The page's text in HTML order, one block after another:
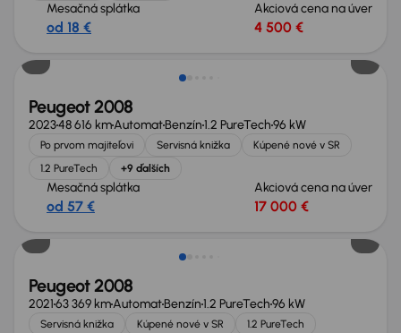
Mesačná splátka
od 18 €
Akciová cena na úver
4 500 €
Možnosť odpočtu DPH
Peugeot 2008
202348 616 kmAutomatBenzín1.2 PureTech96 kW
Po prvom majiteľovi Servisná knižka
Kúpené nové v SR
1.2 PureTech
+9 ďalších
Mesačná splátka
od 57 €
Akciová cena na úver
17 000 €
Peugeot 2008
202163 369 kmAutomatBenzín1.2 PureTech96 kW
Servisná knižka Kúpené nové v SR
1.2 PureTech